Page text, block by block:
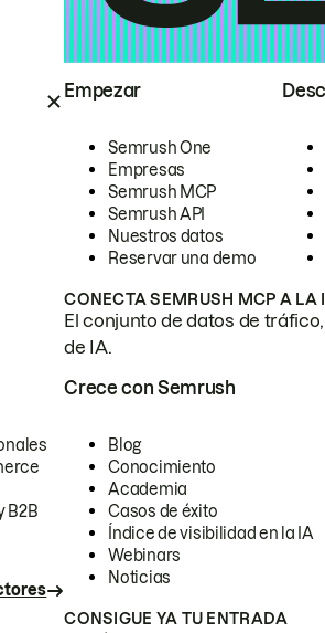
Empezar
Semrush One
Empresas
Semrush MCP
Semrush API
Nuestros datos
Reservar una demo
CONECTA SEMRUSH MCP A LA
El conjunto de datos de
de IA.
B2B
Crece con Semrush
Blog
Conocimiento
Academia
Casos de éxito
Índice de visibilidad en la IA
Webinars
Noticias
CONSIGUE YA TU ENTRADA